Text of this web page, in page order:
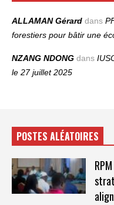
ALLAMAN Gérard dans
forestiers pour bâtir une
NZANG NDONG dans
le 27 juillet 2025
POSTES ALÉATOIRES